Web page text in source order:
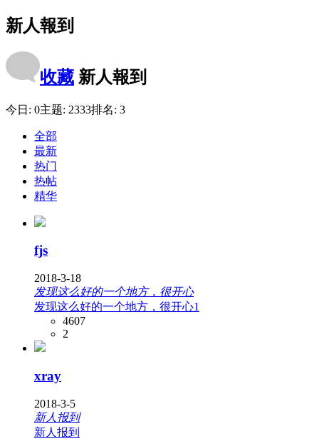
新人報到
收藏 新人報到
今日: 0主题: 2333排名: 3
全部
最新
热门
热帖
精华
fjs
2018-3-18
发现这么好的一个地方，很开心
发现这么好的一个地方，很开心1
4607
2
xray
2018-3-5
新人报到
新人报到